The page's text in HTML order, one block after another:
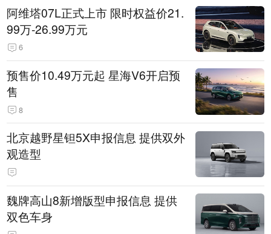
阿维塔07L正式上市 限时权益价21.
99万-26.99万元
6
预售价10.49万元起 星海V6开启预
售
8
北京越野星钽5X申报信息 提供双外
观造型
魏牌高山8新增版型申报信息 提供
双色车身